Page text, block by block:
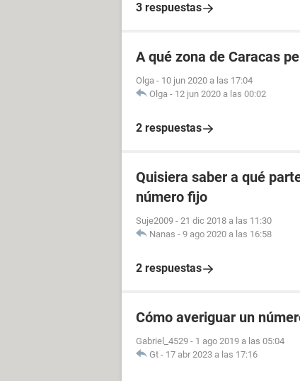
3 respuestas
A qué zona de Caracas
Olga - 10 jun 2020 a las 17:04
Olga - 12 jun 2020 a las 00:02
2 respuestas
Quisiera saber a qué
número fijo
Suje2009 - 21 dic 2018 a las 11:30
Nanas - 9 ago 2020 a las 16:58
2 respuestas
Cómo averiguar un
Gabriel_4529 - 1 ago 2019 a las 05:04
Gt - 17 abr 2023 a las 17:16